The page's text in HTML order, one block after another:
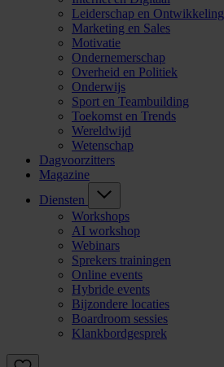
Leiderschap en Ontwikkeling
Marketing en Sales
Motivatie
Ondernemerschap
Overheid en Politiek
Onderwijs
Sport en Teambuilding
Toekomst en Trends
Wereldwijd
Wetenschap
Dagvoorzitters
Magazine
Diensten
Workshops
AI workshop
Webinars
Sprekers trainingen
Online events
Hybride events
Bijzondere locaties
Boardroom sessies
Klankbordgesprek